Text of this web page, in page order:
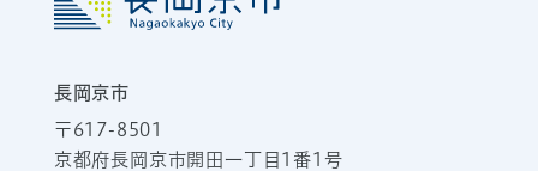
長岡京市
〒617-8501
京都府長岡京市開田一丁目1番1号